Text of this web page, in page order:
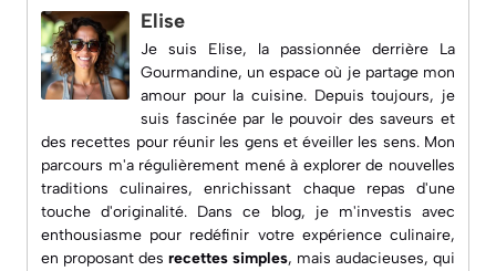
Elise
Je suis Elise, la passionnée derrière La
Gourmandine, un espace où je partage mon
amour pour la cuisine. Depuis toujours, je
suis fascinée par le pouvoir des saveurs et
des recettes pour réunir les gens et éveiller les sens. Mon
parcours m'a régulièrement mené à explorer de nouvelles
traditions culinaires, enrichissant chaque repas d'une
touche d'originalité. Dans ce blog, je m'investis avec
enthousiasme pour redéfinir votre expérience culinaire,
en proposant des recettes simples, mais audacieuses, qui